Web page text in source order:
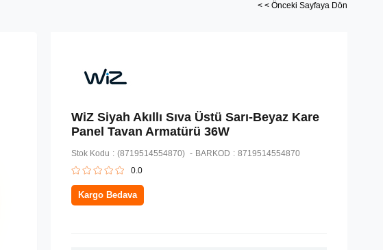
< < Önceki Sayfaya Dön
WiZ Siyah Akıllı Sıva Üstü Sarı-Beyaz Kare
Panel Tavan Armatürü 36W
Stok Kodu (8719514554870) BARKOD : 8719514554870
0.0
Kargo Bedava